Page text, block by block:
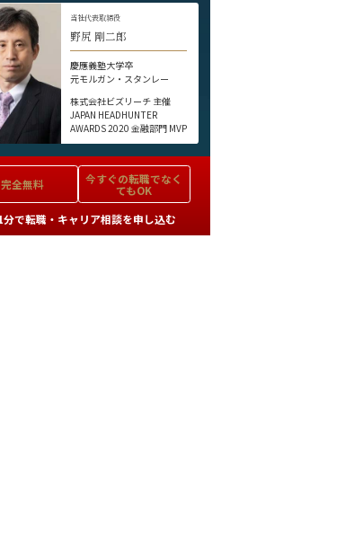
当社代表取締役
野尻 剛二郎
慶應義塾大学卒
元モルガン・スタンレー
株式会社ビズリーチ 主催
JAPAN HEADHUNTER
AWARDS 2020 金融部門 MVP
完全無料 今すぐの転職でなく
てもOK
分で転職・キャリア相談を申し込む